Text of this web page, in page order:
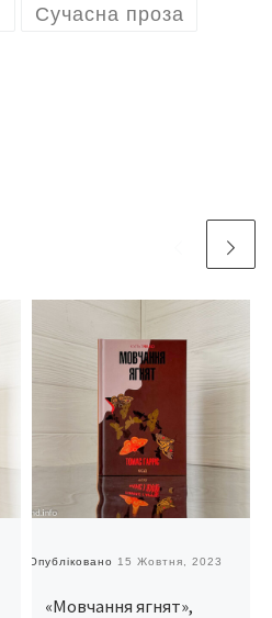
Сучасна проза
Опубліковано 15 Жовтня, 2023
«Мовчання ягнят»,